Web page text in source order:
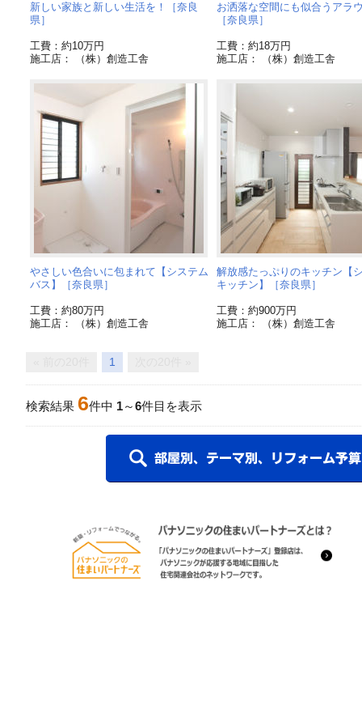
新しい家族と新しい生活を！［奈良
県］
工費：約10万円
施工店： （株）創造工舎
お洒落な空間にも似合うアラ
［奈良県］
工費：約18万円
施工店： （株）創造工舎
やさしい色合いに包まれて【システム
バス】［奈良県］
工費：約80万円
施工店： （株）創造工舎
解放感たっぷりのキッチン【
キッチン】［奈良県］
工費：約900万円
施工店： （株）創造工舎
1
検索結果 6件中 1～6件目を表示